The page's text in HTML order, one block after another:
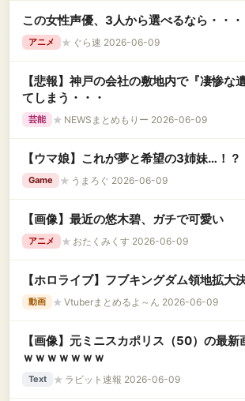
この女性声優、3人から選べるなら・・・
アニメ ★ ぐら速 2026-06-09
【悲報】神戸の会社の敷地内で『凄惨な
てしまう・・・
芸能 ★ NEWSまとめもりー 2026-06-09
【ウマ娘】これが夢と希望の3姉妹…！？
Game ★ うまろぐ 2026-06-09
【画像】最近の悠木碧、ガチで可愛い
アニメ ★ おたくみくす 2026-06-09
【ホロライブ】フブキングダム領地拡大
動画 ★ Vtuberまとめるよ～ん 2026-06-09
【画像】元ミニスカポリス（50）の最新
ｗｗｗｗｗｗｗ
Text ★ ラビット速報 2026-06-09